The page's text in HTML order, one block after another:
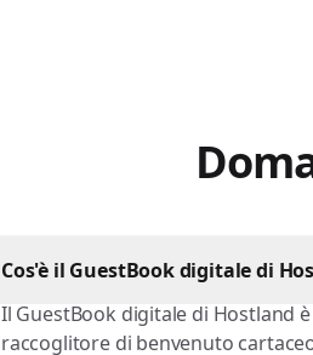
Cos'è il GuestBook digitale di
Il GuestBook digitale di Hostland
raccoglitore di benvenuto